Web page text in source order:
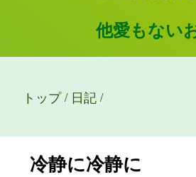
他愛もない
冷静に冷静に
トップ / 日記 /